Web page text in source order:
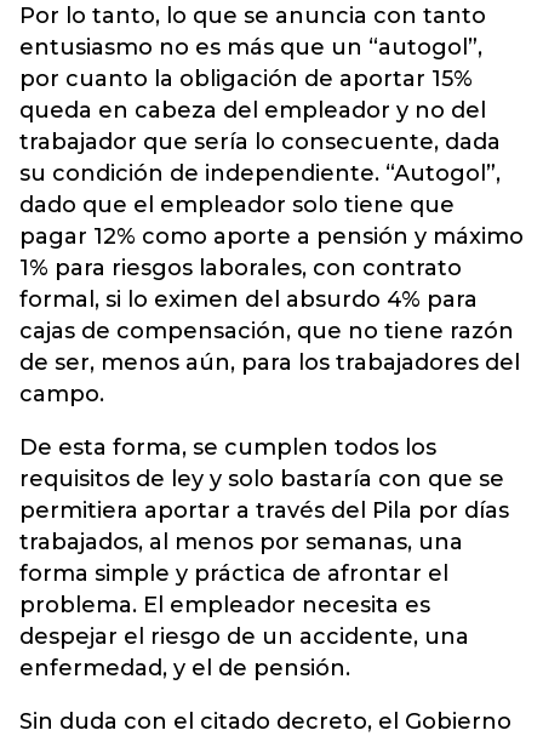
Por lo tanto, lo que se anuncia con tanto
entusiasmo no es más que un “autogol”,
por cuanto la obligación de aportar 15%
queda en cabeza del empleador y no del
trabajador que sería lo consecuente, dada
su condición de independiente. “Autogol”,
dado que el empleador solo tiene que
pagar 12% como aporte a pensión y máximo
1% para riesgos laborales, con contrato
formal, si lo eximen del absurdo 4% para
cajas de compensación, que no tiene razón
de ser, menos aún, para los trabajadores del
campo.
De esta forma, se cumplen todos los
requisitos de ley y solo bastaría con que se
permitiera aportar a través del Pila por días
trabajados, al menos por semanas, una
forma simple y práctica de afrontar el
problema. El empleador necesita es
despejar el riesgo de un accidente, una
enfermedad, y el de pensión.
Sin duda con el citado decreto, el Gobierno